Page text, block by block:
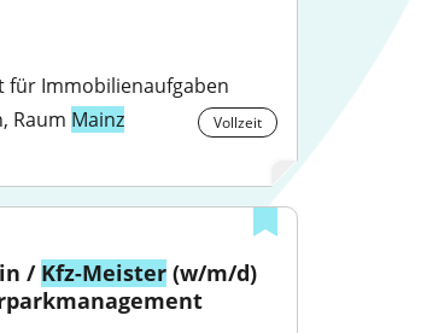
für Immobilienaufgaben
Raum Mainz Vollzeit
/ Kfz-Meister (w/m/d)